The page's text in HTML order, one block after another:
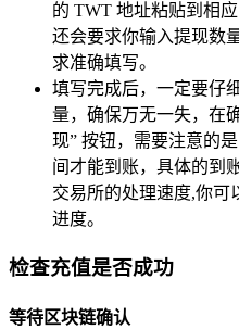
的 TWT 地址粘贴到相
还会要求你输入提现数
求准确填写。
填写完成后，一定要仔
量，确保万无一失，在
现” 按钮，需要注意的
间才能到账，具体的到
交易所的处理速度,你可
进度。
检查充值是否成功
等待区块链确认